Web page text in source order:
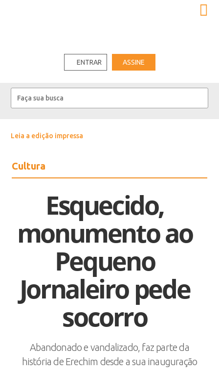
ENTRAR ASSINE
Leia a edição impressa
Cultura
Esquecido,
monumento ao
Pequeno
Jornaleiro pede
socorro
Abandonado e vandalizado, faz parte da
história de Erechim desde a sua inauguração